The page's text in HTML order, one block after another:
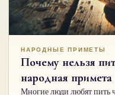
НАРОДНЫЕ ПРИМЕТЫ
Почему нельзя
народная примета
Многие люди любят пить